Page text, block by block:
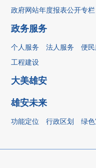
政府网站年度报表公开专栏
政务服务
个人服务 法人服务 便
工程建设
大美雄安
雄安未来
功能定位 行政区划 绿